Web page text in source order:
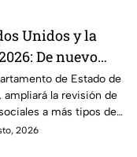
Unidos y la
De nuevo
las redes
de mexicanos
a este país
de Estado de
ampliará la revisión de
a más tipos de
a mexicanos
2026